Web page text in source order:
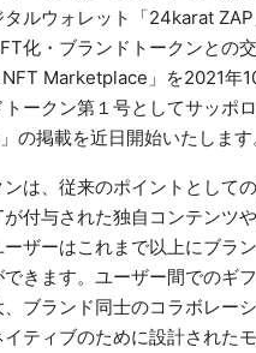
タルウォレット「24karat
化・ブランドトークンとの
Marketplace」を2021年
トークン第１号としてサッポ
の掲載を近日開始いたします
は、従来のポイントとして
付与された独自コンテンツ
ーザーはこれまで以上にブラ
できます。ユーザー間でのギ
、ブランド同士のコラボレー
ティブのために設計された